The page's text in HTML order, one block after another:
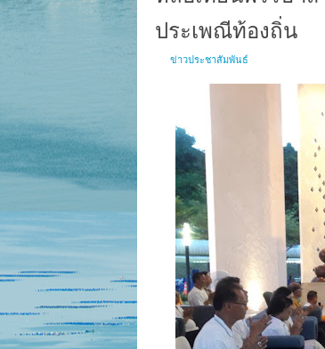
ประเพณีท้องถิ่น
ข่าวประชาสัมพันธ์